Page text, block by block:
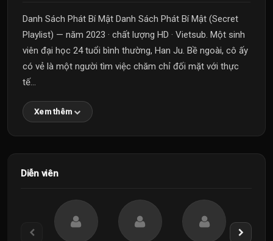
Danh Sách Phát Bí Mật Danh Sách Phát Bí Mật (Secret
Playlist) — năm 2023 · chất lượng HD · Vietsub. Một sinh
viên đại học 24 tuổi bình thường, Han Ju. Bề ngoài, cô ấy
có vẻ là một người tìm việc chăm chỉ đối mặt với thực
tế...
Xem thêm
Diễn viên